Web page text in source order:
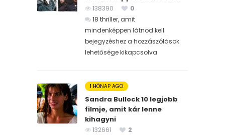
138390
0
18 thriller, amit
mindenképpen látnod kell
bejegyzéshez a hozzászólások
lehetősége kikapcsolva
1 HÓNAP AGO
Sandra Bullock 10 legjobb
filmje, amit kár lenne
kihagyni
132661
2